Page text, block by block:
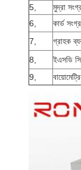
5,
মুদ্রা
6,
কার্ড
7,
গ্রাহক
8,
ইএসডি
9,